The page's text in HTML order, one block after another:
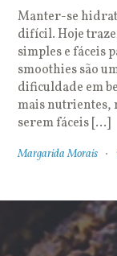
Manter-se
difícil. Hoje
simples e fáceis
smoothies são
dificuldade em
mais nutrientes,
serem fáceis […]
Margarida Morais